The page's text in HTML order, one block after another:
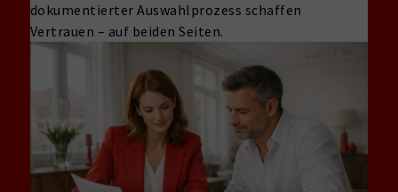
dokumentierter Auswahlprozess schaffen
Vertrauen – auf beiden Seiten.